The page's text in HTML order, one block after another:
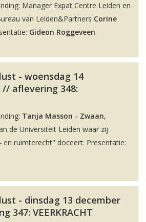
Manager Expat Centre Leiden en
van Leiden&Partners Corine
Gideon Roggeveen.
- woensdag 14
// aflevering 348:
Tanja Masson - Zwaan,
de Universiteit Leiden waar zij
en ruimterecht" doceert. Presentatie:
- dinsdag 13 december
347: VEERKRACHT